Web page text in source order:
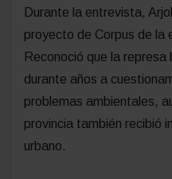
Durante la entrevista,
proyecto de Corpus de la
Reconoció que la
durante años a
problemas ambientales,
provincia también recibió
urbano.